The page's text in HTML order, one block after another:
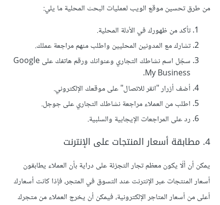
من طرق تحسين موقع الويب لعمليات البحث المحلية ما يلي:
تأكد من ظهورك في الأدلة المحلية.
تشارك مع المدونين المحليين واطلب منهم مراجعة عملك.
سجّل اسم نشاطك التجاري وعنوانك ورقم هاتفك على Google
My Business.
أضف أزرار "انقر للاتصال" على موقعك الإلكتروني.
اطلب من العملاء مراجعة نشاطك التجاري على جوجل.
رد على المراجعات الإيجابية والسلبية.
4. مطابقة أسعار المنتجات على الإنترنت
يمكن أن ألَا يكون معظم تجار التجزئة على دراية بأن العملاء يطابقون
أسعار المنتجات عبر الإنترنت عند التسوق في المتجر، فإذا كانت أسعارك
أعلى من أسعار المتاجر الإلكترونية، فيمكن أن يخرج العملاء من متجرك